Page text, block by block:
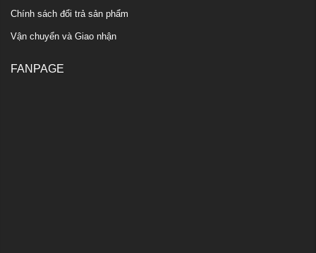
Chính sách đổi trả sản phẩm
Vận chuyển và Giao nhận
FANPAGE